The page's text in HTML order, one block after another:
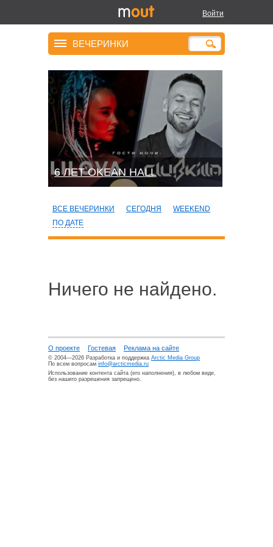
Войти
ВЕЧЕРИНКИ
6 ЛЕТ OKEAN HALL
ВСЕ ВЕЧЕРИНКИ СЕГОДНЯ
WEEKEND
ПО ДАТЕ
Ничего не найдено.
О проекте Гостевая Реклама на сайте
© 2004—2026 Разработка и поддержка Arctic Media Group
По всем вопросам info@arcticmedia.ru
Использование контента сайта (его наполнения), в любом виде,
без нашего разрешения запрещено.